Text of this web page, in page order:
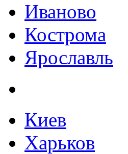
Иваново
Кострома
Ярославль
Киев
Харьков